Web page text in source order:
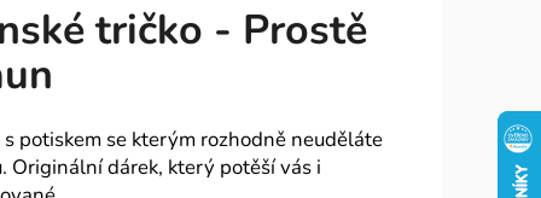
tričko - Prostě
s potiskem se kterým rozhodně neuděláte
Originální dárek, který potěší vás i